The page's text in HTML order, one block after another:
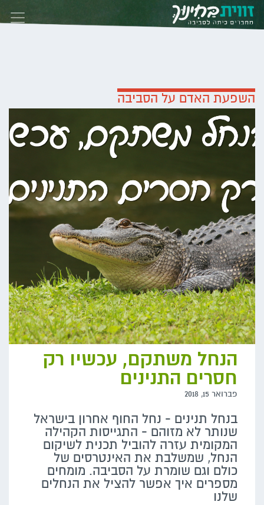
Skip to content
השפעת האדם על הסביבה
הנחל משתקם, עכשיו רק
חסרים התנינים
פברואר 15, 2018
בנחל תנינים - נחל החוף אחרון בישראל
שנותר לא מזוהם - התגייסות הקהילה
המקומית עזרה להוביל תכנית לשיקום
הנחל, שמשלבת את האינטרסים של
כולם וגם שומרת על הסביבה. מומחים
מספרים איך אפשר להציל את הנחלים
שלנו